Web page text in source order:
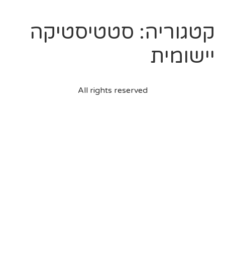
קטגוריה: סטטיסטיקה
יישומית
All rights reserved